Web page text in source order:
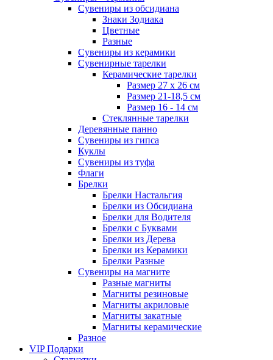
Сувениры из обсидиана
Знаки Зодиака
Цветные
Разные
Сувениры из керамики
Сувенирные тарелки
Керамические тарелки
Размер 27 х 26 см
Размер 21-18,5 см
Размер 16 - 14 см
Стеклянные тарелки
Деревянные панно
Сувениры из гипса
Куклы
Сувениры из туфа
Флаги
Брелки
Брелки Настальгия
Брелки из Обсидиана
Брелки для Водителя
Брелки с Буквами
Брелки из Дерева
Брелки из Керамики
Брелки Разные
Сувениры на магните
Разные магниты
Магниты резиновые
Магниты акриловые
Магниты закатные
Магниты керамические
Разное
VIP Подарки